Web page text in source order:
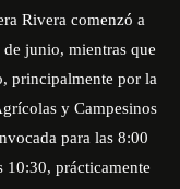
Rivera comenzó a
junio, mientras que
principalmente por la
y Campesinos
para las 8:00
10:30, prácticamente